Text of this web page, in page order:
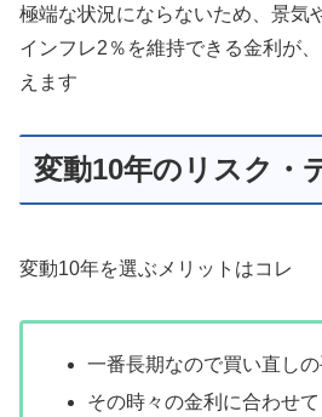
極端な状況にならないため、景気
インフレ2％を維持できる金利が
えます
変動10年のリスク・
変動10年を選ぶメリットはコレ
一番長期なので買い直し
その時々の金利に合わせ